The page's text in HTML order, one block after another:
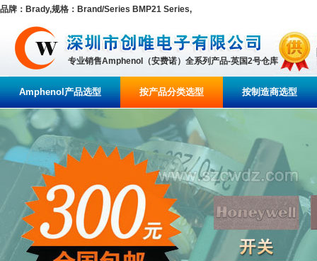
品牌：Brady,规格：Brand/Series BMP21 Series,
专业销售Amphenol（安费诺）全系列产品-英国2号仓库
Amphenol产品选型 按产品分类选型 按制造商选型